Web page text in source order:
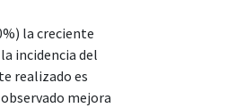
la creciente
incidencia del
realizado es
mejora